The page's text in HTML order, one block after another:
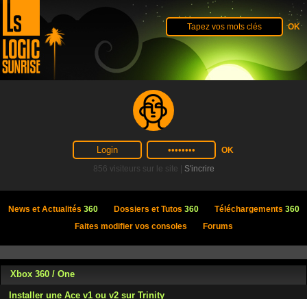
856 visiteurs sur le site | S'incrire
News et Actualités 360 Dossiers et Tutos 360 Téléchargements 360
Faites modifier vos consoles
Forums
Xbox 360 / One
Installer une Ace v1 ou v2 sur Trinity